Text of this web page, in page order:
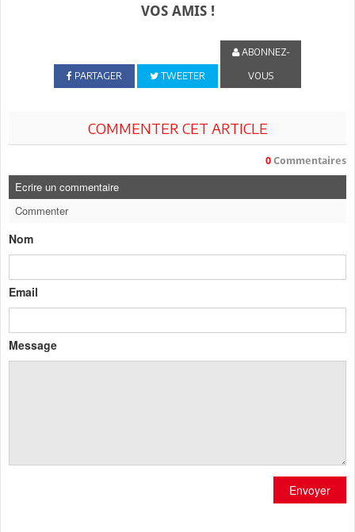
VOS AMIS !
PARTAGER TWEETER
ABONNEZ-
VOUS
COMMENTER CET ARTICLE
0 Commentaires
Ecrire un commentaire
Commenter
Nom
Email
Message
Envoyer